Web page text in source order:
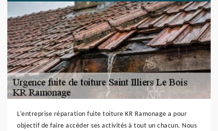
L’entreprise réparation fuite toiture KR Ramonage a pour
objectif de faire accéder ses activités à tout un chacun. Nous